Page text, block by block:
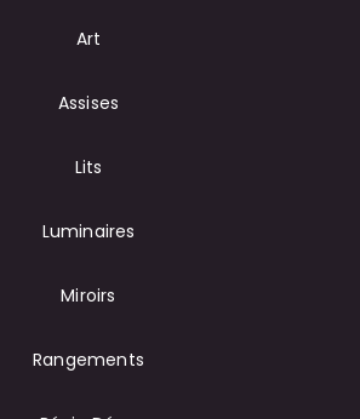
Art
Assises
Lits
Luminaires
Miroirs
Rangements